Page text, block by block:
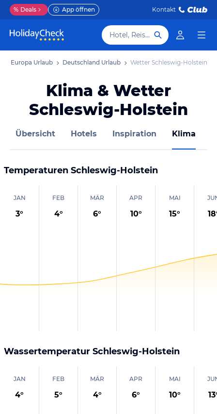
% Deals App öffnen Kontakt
Hotel, Reiseziel
Europa Urlaub Deutschland Urlaub Wetter Schleswig-Holstein
Klima & Wetter
Schleswig-Holstein
Übersicht Hotels Inspiration Klima
Temperaturen Schleswig-Holstein
JAN
3°
FEB
4°
MÄR
6°
APR
10°
MAI
15° 18
Wassertemperatur Schleswig-Holstein
JAN
4°
FEB
5°
MÄR
4°
APR
6°
MAI
10° 13